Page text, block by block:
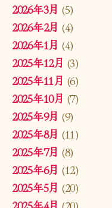
2026年3月 (5)
2026年2月 (4)
2026年1月 (4)
2025年12月 (3)
2025年11月 (6)
2025年10月 (7)
2025年9月 (9)
2025年8月 (11)
2025年7月 (8)
2025年6月 (12)
2025年5月 (20)